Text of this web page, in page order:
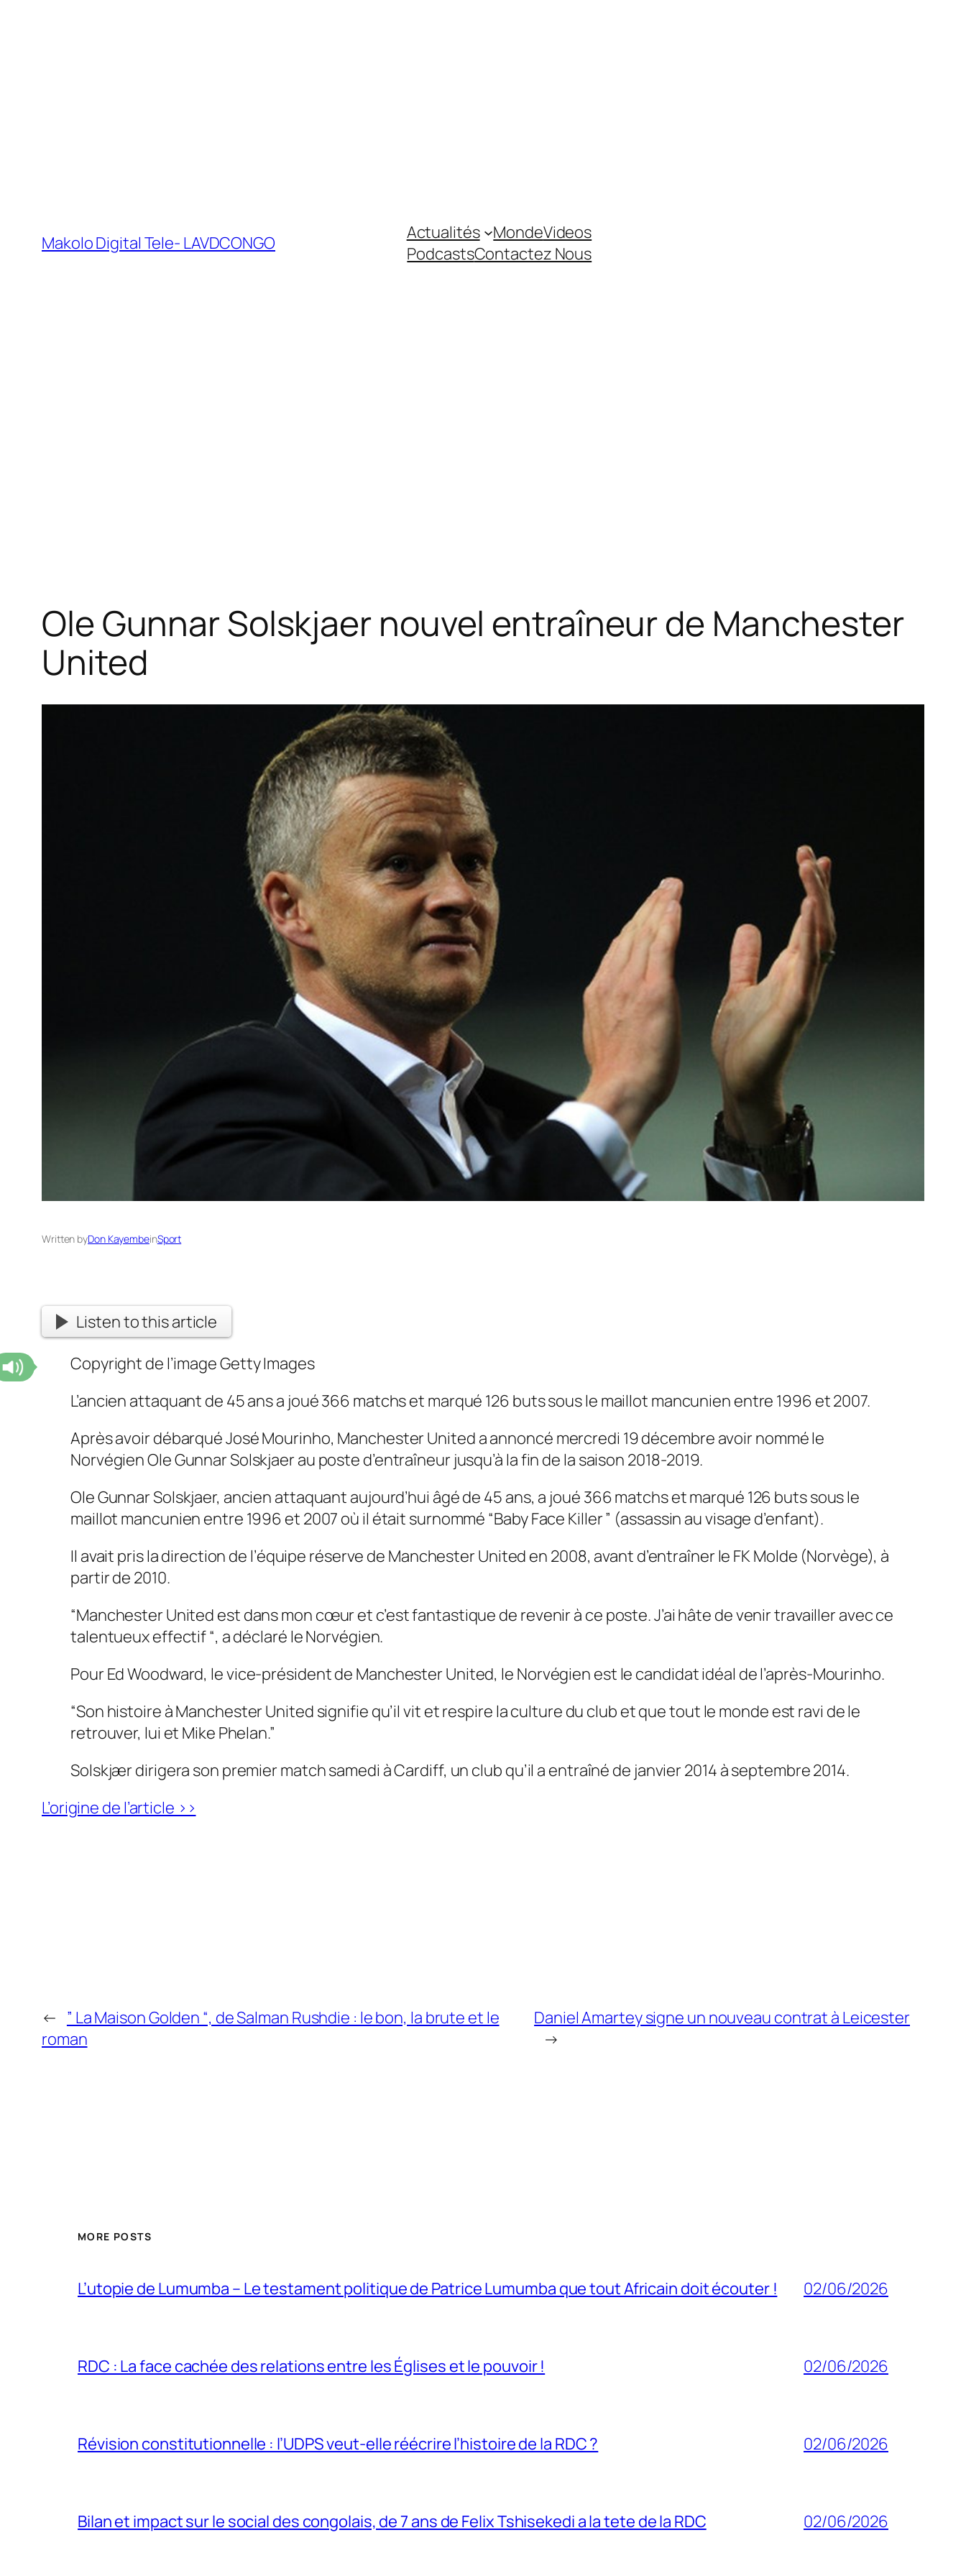
Makolo Digital Tele- LAVDCONGO Actualités MondeVideos
PodcastsContactez Nous
Ole Gunnar Solskjaer nouvel entraîneur de Manchester
United
Written byDon KayembeinSport
Listen to this article
Copyright de l’imageGetty Images
L’ancien attaquant de 45 ans a joué 366 matchs et marqué 126 buts sous le maillot mancunien entre 1996 et 2007.
Après avoir débarqué José Mourinho, Manchester United a annoncé mercredi 19 décembre avoir nommé le
Norvégien Ole Gunnar Solskjaer au poste d’entraîneur jusqu’à la fin de la saison 2018-2019.
Ole Gunnar Solskjaer, ancien attaquant aujourd’hui âgé de 45 ans, a joué 366 matchs et marqué 126 buts sous le
maillot mancunien entre 1996 et 2007 où il était surnommé “Baby Face Killer ” (assassin au visage d’enfant).
Il avait pris la direction de l’équipe réserve de Manchester United en 2008, avant d’entraîner le FK Molde (Norvège), à
partir de 2010.
“Manchester United est dans mon cœur et c’est fantastique de revenir à ce poste. J’ai hâte de venir travailler avec ce
talentueux effectif “, a déclaré le Norvégien.
Pour Ed Woodward, le vice-président de Manchester United, le Norvégien est le candidat idéal de l’après-Mourinho.
“Son histoire à Manchester United signifie qu’il vit et respire la culture du club et que tout le monde est ravi de le
retrouver, lui et Mike Phelan.”
Solskjær dirigera son premier match samedi à Cardiff, un club qu’il a entraîné de janvier 2014 à septembre 2014.
L’origine de l’article >>
← ” La Maison Golden “, de Salman Rushdie : le bon, la brute et le
roman
Daniel Amartey signe un nouveau contrat à Leicester
→
MORE POSTS
L’utopie de Lumumba – Le testament politique de Patrice Lumumba que tout Africain doit écouter ! 02/06/2026
RDC : La face cachée des relations entre les Églises et le pouvoir ! 02/06/2026
Révision constitutionnelle : l’UDPS veut-elle réécrire l’histoire de la RDC ? 02/06/2026
Bilan et impact sur le social des congolais, de 7 ans de Felix Tshisekedi a la tete de la RDC 02/06/2026